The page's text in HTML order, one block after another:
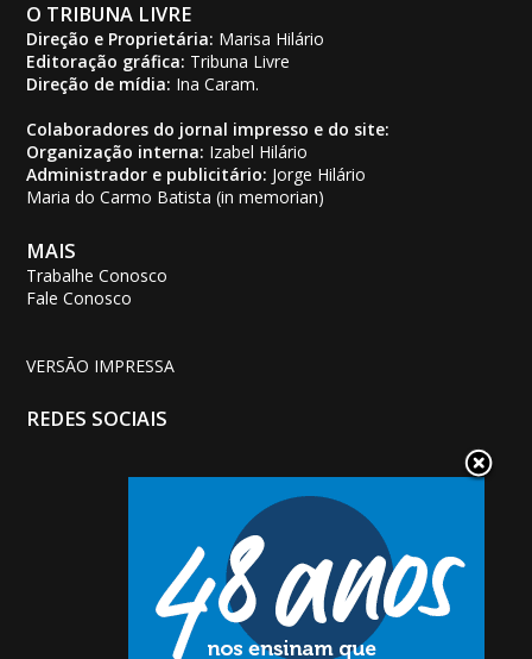
O TRIBUNA LIVRE
Direção e Proprietária: Marisa Hilário
Editoração gráfica: Tribuna Livre
Direção de mídia: Ina Caram.
Colaboradores do jornal impresso e do site:
Organização interna: Izabel Hilário
Administrador e publicitário: Jorge Hilário
Maria do Carmo Batista (in memorian)
MAIS
Trabalhe Conosco
Fale Conosco
VERSÃO IMPRESSA
REDES SOCIAIS